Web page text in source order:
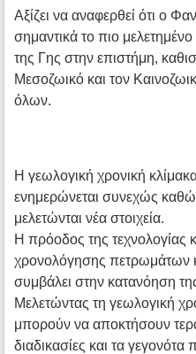
Αξίζει να αναφερθεί ότι ο
σημαντικά το πιο
της Γης στην επιστήμη,
Μεσοζωικό και τον
όλων.
Η γεωλογική χρονική κλίμακα
ενημερώνεται συνεχώς
μελετώνται νέα στοιχεία.
Η πρόοδος της τεχνολογίας
χρονολόγησης πετρωμάτων
συμβάλει στην κατανόηση
Μελετώντας τη γεωλογική
μπορούν να αποκτήσουν
διαδικασίες και τα